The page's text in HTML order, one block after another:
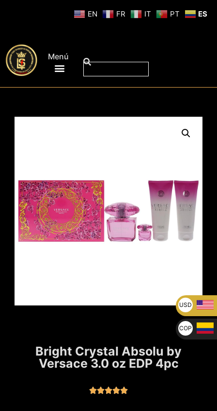
Menú
Bright Crystal Absolu by
Versace 3.0 oz EDP 4pc

EN FR IT PT ES
USD
U$
COP
$